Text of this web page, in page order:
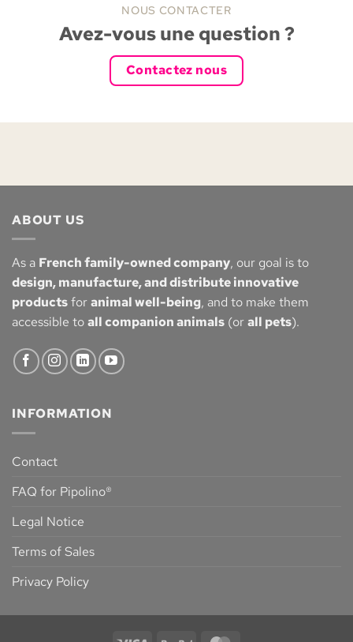
NOUS CONTACTER
Avez-vous une question ?
Contactez nous
ABOUT US
As a French family-owned company, our goal is to
design, manufacture, and distribute innovative
productsforanimal well-being, and to make them
accessible toall companion animals (orall pets).
INFORMATION
Contact
FAQ for Pipolino®
Legal Notice
Terms of Sales
Privacy Policy